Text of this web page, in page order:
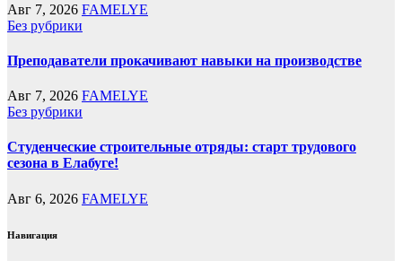
Авг 7, 2026 FAMELYE
Без рубрики
Преподаватели прокачивают навыки на производстве
Авг 7, 2026 FAMELYE
Без рубрики
Студенческие строительные отряды: старт трудового
сезона в Елабуге!
Авг 6, 2026 FAMELYE
Навигация